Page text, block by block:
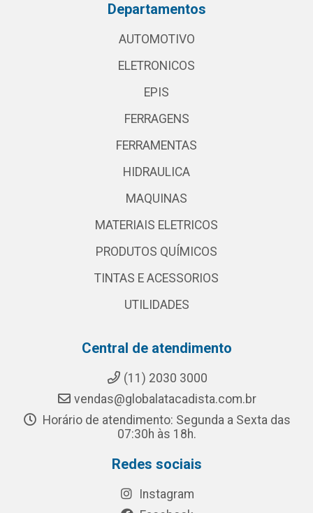
Departamentos
AUTOMOTIVO
ELETRONICOS
EPIS
FERRAGENS
FERRAMENTAS
HIDRAULICA
MAQUINAS
MATERIAIS ELETRICOS
PRODUTOS QUÍMICOS
TINTAS E ACESSORIOS
UTILIDADES
Central de atendimento
(11) 2030 3000
vendas@globalatacadista.com.br
Horário de atendimento: Segunda a Sexta das
07:30h às 18h.
Redes sociais
Instagram